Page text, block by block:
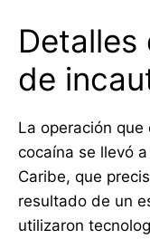
Detalles
de
La operación
cocaína se llevó
Caribe, que
resultado de un
utilizaron